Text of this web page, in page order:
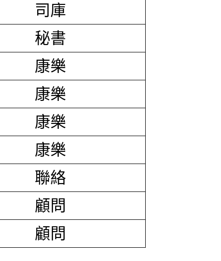
司庫
秘書
康樂
康樂
康樂
康樂
聯絡
顧問
顧問